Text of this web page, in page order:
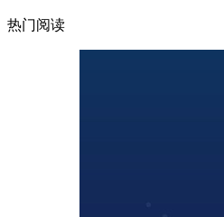
热门阅读